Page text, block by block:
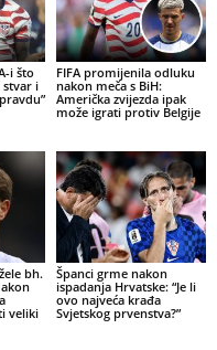
i što
stvar i
FIFA promijenila odluku
nakon meča s BiH:
Američka zvijezda ipak
može igrati protiv Belgije
bh.
veliki
Španci grme nakon
ispadanja Hrvatske: “Je li
ovo najveća krađa
Svjetskog prvenstva?”